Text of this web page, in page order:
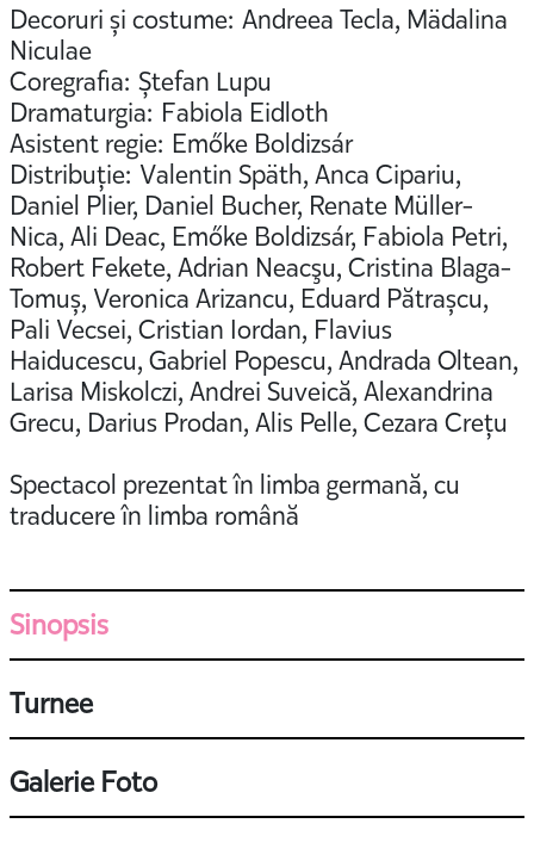
Decoruri și costume: Andreea Tecla, Mädalina
Niculae
Coregrafia: Ștefan Lupu
Dramaturgia: Fabiola Eidloth
Asistent regie: Emőke Boldizsár
Distribuție: Valentin Späth, Anca Cipariu,
Daniel Plier, Daniel Bucher, Renate Müller-
Nica, Ali Deac, Emőke Boldizsár, Fabiola Petri,
Robert Fekete, Adrian Neacşu, Cristina Blaga-
Tomuș, Veronica Arizancu, Eduard Pătrașcu,
Pali Vecsei, Cristian Iordan, Flavius
Haiducescu, Gabriel Popescu, Andrada Oltean,
Larisa Miskolczi, Andrei Suveică, Alexandrina
Grecu, Darius Prodan, Alis Pelle, Cezara Crețu
Spectacol prezentat în limba germană, cu
traducere în limba română
Sinopsis
Turnee
Galerie Foto